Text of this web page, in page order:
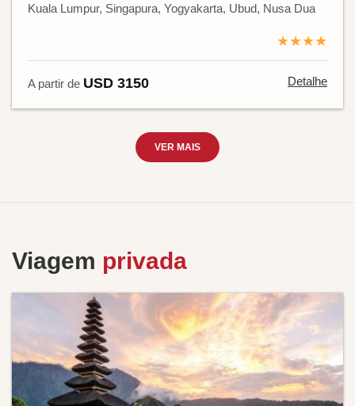
Kuala Lumpur, Singapura, Yogyakarta, Ubud, Nusa Dua
★★★★
A partir de USD 3150 Detalhe
VER MAIS
Viagem privada